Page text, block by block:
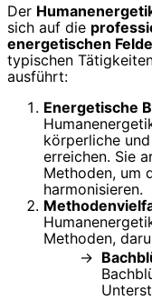
Der
sich auf die
energetischen
typischen
ausführt:
Energetische
körperliche
erreichen. Sie
Methoden, um
harmonisieren.
Methoden,